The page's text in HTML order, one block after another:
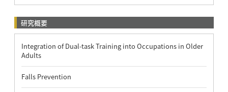
研究概要
Integration of Dual-task Training into Occupations in Older
Adults
Falls Prevention